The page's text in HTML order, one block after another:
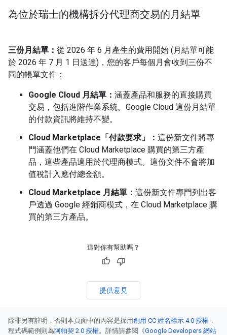
為位於瑞士的機構拆分代理商交易的月結單
三份月結單： 從 2026 年 6 月產生的費用開始 (月結單可能
於 2026 年 7 月 1 日送達)，您的客戶每個月會收到三份不
同的帳單文件：
Google Cloud 月結單： 涵蓋產品和服務的直接購買
交易，包括進階作業系統。Google Cloud 這份月結單
的付款資訊將維持不變。
Cloud Marketplace「付款要求」： 這份新文件將專
門涵蓋他們在 Cloud Marketplace 購買的第三方產
品，這些產品適用於代理商模式。這份文件不會將加
值稅計入應付總金額。
Cloud Marketplace 月結單： 這份新文件專門列出客
戶透過 Google 經銷商模式，在 Cloud Marketplace 購
買的第三方產品。
這對你有幫助嗎？
提供意見
除非另有註明，否則本頁面中的內容是採用創用 CC 姓名標示 4.0 授權 ，
程式碼範例則為阿帕契 2.0 授權。詳情請參閱《Google Developers 網站